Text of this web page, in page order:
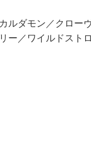
ダモン／クローヴ
／ワイルドスト